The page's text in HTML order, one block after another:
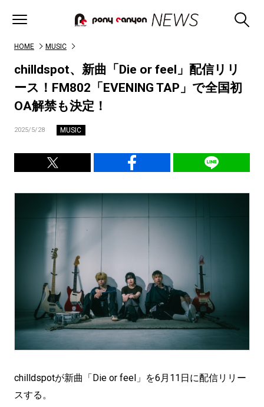
HOME MUSIC
chilldspot、新曲「Die or feel」配信リリ
ース！FM802「EVENING TAP」で全国初
OA解禁も決定！
2025/5/28 MUSIC
chilldspotが新曲「Die or feel」を6月11日に配信リリー
スする。